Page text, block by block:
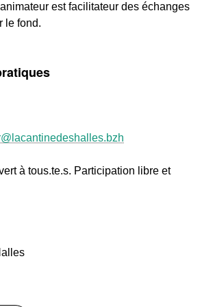
est facilitateur des échanges
le fond.
à tous.te.s. Participation libre et